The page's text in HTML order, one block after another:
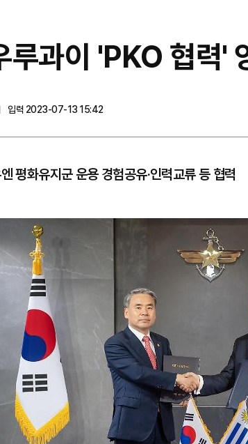
루과이 'PKO 협력'
입력 2023-07-13 15:42
평화유지군 운용 경험공유‧인력교류 등 협력